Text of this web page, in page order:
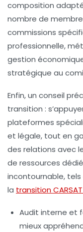
composition
nombre de
commissions
professionnelle,
gestion
stratégique au
Enfin, un conseil
transition :
plateformes
et légale, tout en
des relations avec
de ressources
incontournable,
la transition
Audit interne et
mieux